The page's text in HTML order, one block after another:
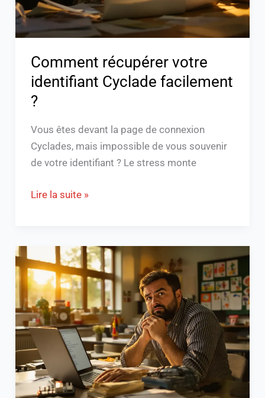
Comment récupérer votre
identifiant Cyclade facilement
?
Vous êtes devant la page de connexion
Cyclades, mais impossible de vous souvenir
de votre identifiant ? Le stress monte
Lire la suite »